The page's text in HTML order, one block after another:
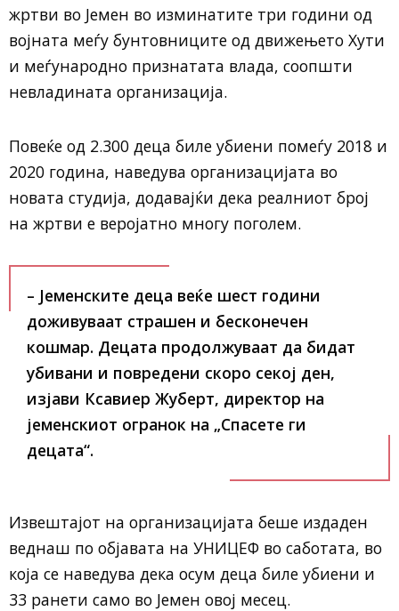
жртви во Јемен во изминатите три години од
војната меѓу бунтовниците од движењето Хути
и меѓународно признатата влада, соопшти
невладината организација.
Повеќе од 2.300 деца биле убиени помеѓу 2018 и
2020 година, наведува организацијата во
новата студија, додавајќи дека реалниот број
на жртви е веројатно многу поголем.
– Јеменските деца веќе шест години
доживуваат страшен и бесконечен
кошмар. Децата продолжуваат да бидат
убивани и повредени скоро секој ден,
изјави Ксавиер Жуберт, директор на
јеменскиот огранок на „Спасете ги
децата“.
Извештајот на организацијата беше издаден
веднаш по објавата на УНИЦЕФ во саботата, во
која се наведува дека осум деца биле убиени и
33 ранети само во Јемен овој месец.